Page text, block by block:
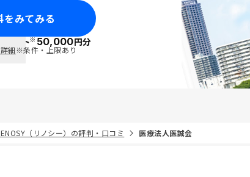
をみてみる
ポイント※50,000円分
細※条件・上限あり
（リノシー）の評判・口コミ 医療法人医誠会